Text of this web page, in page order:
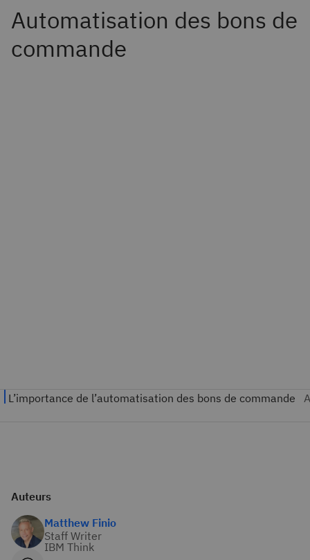
Automatisation des bons de
commande
Auteurs
Matthew Finio
Staff Writer
IBM Think